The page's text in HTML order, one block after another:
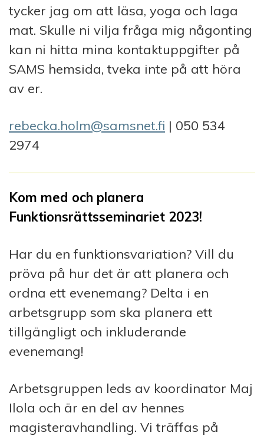
tycker jag om att läsa, yoga och laga
mat. Skulle ni vilja fråga mig någonting
kan ni hitta mina kontaktuppgifter på
SAMS hemsida, tveka inte på att höra
av er.
rebecka.holm@samsnet.fi | 050 534
2974
Kom med och planera
Funktionsrättsseminariet 2023!
Har du en funktionsvariation? Vill du
pröva på hur det är att planera och
ordna ett evenemang? Delta i en
arbetsgrupp som ska planera ett
tillgängligt och inkluderande
evenemang!
Arbetsgruppen leds av koordinator Maj
Ilola och är en del av hennes
magisteravhandling. Vi träffas på